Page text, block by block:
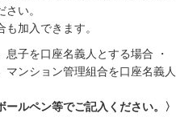
い。
加入できます。
子を口座名義人とする場合 ・
ンション管理組合を口座名義人
ールペン等でご記入ください。〉